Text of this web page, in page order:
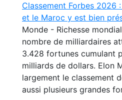
Classement Forbes 2026
et le Maroc y est bien
Monde - Richesse
nombre de milliardaires
3.428 fortunes cumulant
milliards de dollars. Elon
largement le classement
aussi plusieurs grandes